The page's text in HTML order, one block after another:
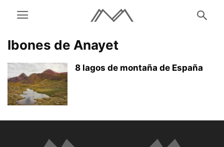
Ibones de Anayet
8 lagos de montaña de España